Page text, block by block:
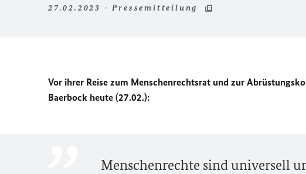
27.02.2023 - Pressemitteilung
Vor ihrer Reise zum Menschenrechtsrat und zur
Baerbock heute (27.02.):
Menschenrechte sind universell